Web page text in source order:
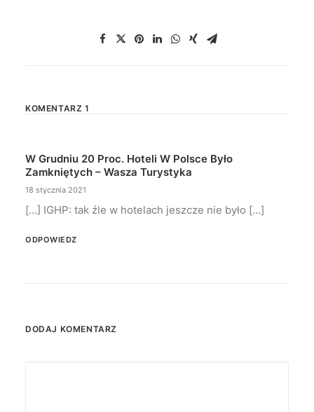
KOMENTARZ 1
W Grudniu 20 Proc. Hoteli W Polsce Było
Zamkniętych – Wasza Turystyka
18 stycznia 2021
[…] IGHP: tak źle w hotelach jeszcze nie było […]
ODPOWIEDZ
DODAJ KOMENTARZ